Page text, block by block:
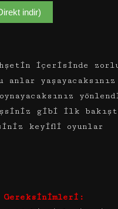
indir)
içerisinde zorlu
anlar
gibi ilk
keyifli oyunlar
Gereksinimleri: